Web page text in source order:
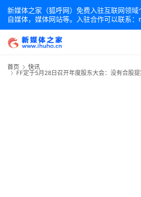
新媒体之家（狐呼网）免费入驻互联网领域
自媒体，媒体网站等。入驻合作可以联系
首页
快讯
FF定于5月28日召开年度股东大会：没有合股